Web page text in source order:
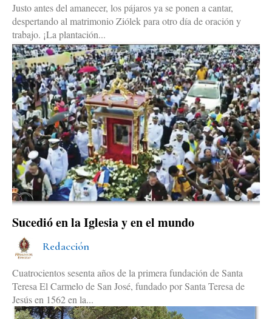
Justo antes del amanecer, los pájaros ya se ponen a cantar,
despertando al matrimonio Ziólek para otro día de oración y
trabajo. ¡La plantación...
Sucedió en la Iglesia y en el mundo
Redacción
Cuatrocientos sesenta años de la primera fundación de Santa
Teresa El Carmelo de San José, fundado por Santa Teresa de
Jesús en 1562 en la...